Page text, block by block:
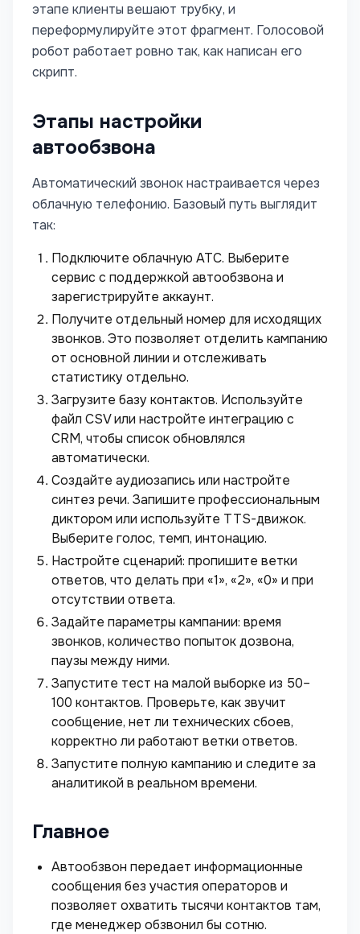
этапе клиенты вешают трубку, и
переформулируйте этот фрагмент. Голосовой
робот работает ровно так, как написан его
скрипт.
Этапы настройки
автообзвона
Автоматический звонок настраивается через
облачную телефонию. Базовый путь выглядит
так:
Подключите облачную АТС. Выберите
сервис с поддержкой автообзвона и
зарегистрируйте аккаунт.
Получите отдельный номер для исходящих
звонков. Это позволяет отделить кампанию
от основной линии и отслеживать
статистику отдельно.
Загрузите базу контактов. Используйте
файл CSV или настройте интеграцию с
CRM, чтобы список обновлялся
автоматически.
Создайте аудиозапись или настройте
синтез речи. Запишите профессиональным
диктором или используйте TTS-движок.
Выберите голос, темп, интонацию.
Настройте сценарий: пропишите ветки
ответов, что делать при «1», «2», «0» и при
отсутствии ответа.
Задайте параметры кампании: время
звонков, количество попыток дозвона,
паузы между ними.
Запустите тест на малой выборке из 50–
100 контактов. Проверьте, как звучит
сообщение, нет ли технических сбоев,
корректно ли работают ветки ответов.
Запустите полную кампанию и следите за
аналитикой в реальном времени.
Главное
Автообзвон передает информационные
сообщения без участия операторов и
позволяет охватить тысячи контактов там,
где менеджер обзвонил бы сотню.